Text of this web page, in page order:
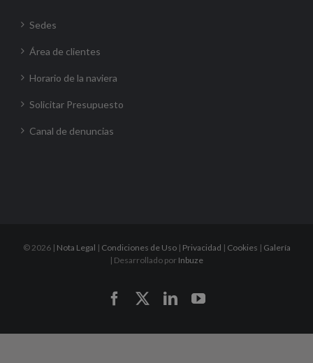
Sedes
Área de clientes
Horario de la naviera
Solicitar Presupuesto
Canal de denuncias
©2026 | Nota Legal | Condiciones de Uso| Privacidad | Cookies | Galería
| Desarrollado por Inbuze
FacebookLinkedInYouTube